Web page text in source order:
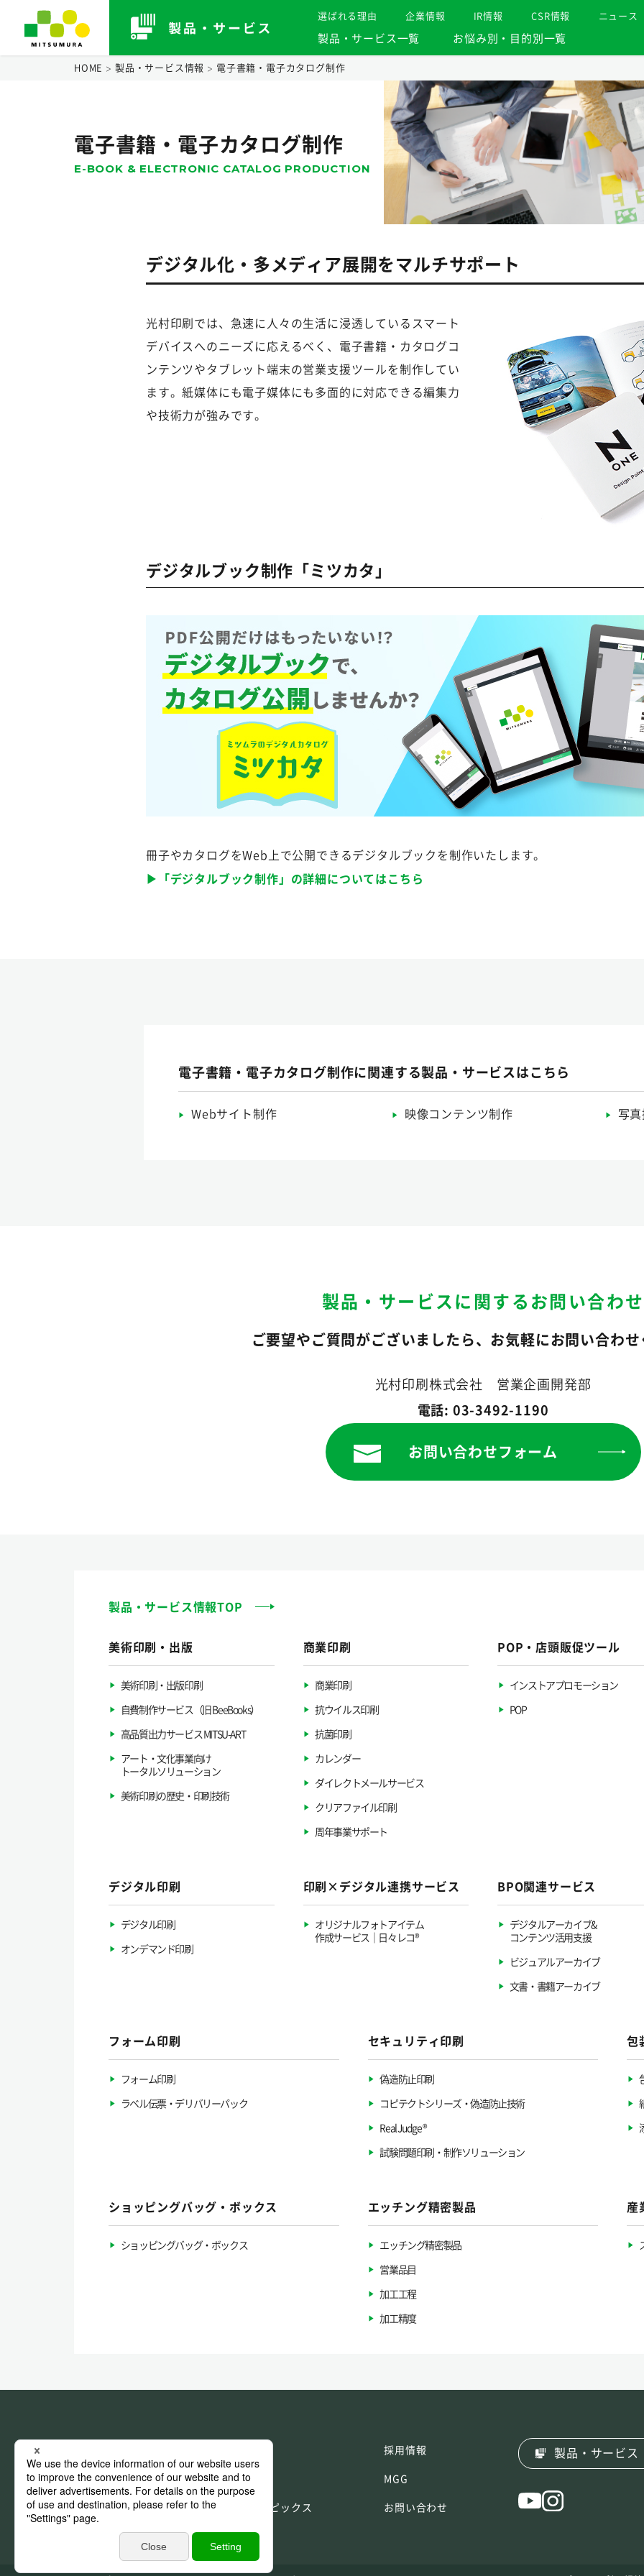
選ばれる理由 企業情報 IR情報 CSR情報 ニュース
製品・サービス一覧 お悩み別・目的別一覧
HOME 製品・サービス情報 電子書籍・電子カタログ制作
電子書籍・ 電子カタログ制作
E-BOOK & ELECTRONIC CATALOG PRODUCTION
デジタル化・多メディア展開をマルチサポート
光村印刷では、急速に人々の生活に浸透しているスマート
デバイスへのニーズに応えるべく、電子書籍・カタログコ
ンテンツやタブレット端末の営業支援ツールを制作してい
ます。紙媒体にも電子媒体にも多面的に対応できる編集力
や技術力が強みです。
デジタルブック制作「ミツカタ」
冊子やカタログをWeb上で公開できるデジタルブックを制作いたします。
▶︎︎「デジタルブック制作」の詳細についてはこちら
電子書籍・電子カタログ制作に関連する製品・サービスはこちら
Webサイト制作 映像コンテンツ制作 写
製品・サービスに関するお問い合わせ
ご要望やご質問がございましたら、お気軽にお問い合わせ
光村印刷株式会社 営業企画開発部
電話: 03-3492-1190
お問い合わせフォーム
製品・サービス情報TOP
美術印刷・出版
美術印刷・出版印刷
自費制作サービス（旧 BeeBooks）
高品質出力サービス MITSU-ART
アート・文化事業向け
トータルソリューション
美術印刷の歴史・印刷技術
商業印刷
商業印刷
抗ウイルス印刷
抗菌印刷
カレンダー
ダイレクトメールサービス
クリアファイル印刷
周年事業サポート
POP・店頭販促ツール
インストアプロモーション
POP
デジタル印刷
デジタル印刷
オンデマンド印刷
印刷×デジタル連携サービス
オリジナルフォトアイテム
作成サービス｜日々レコ®
BPO関連サービス
デジタルアーカイブ&
コンテンツ活用支援
ビジュアルアーカイブ
文書・書籍アーカイブ
フォーム印刷
フォーム印刷
ラベル伝票・デリバリーパック
セキュリティ印刷
偽造防止印刷
コピテクトシリーズ・偽造防止技術
Real Judge ®
試験問題印刷・制作ソリューション
包
ショッピングバッグ・ボックス
ショッピングバッグ・ボックス
エッチング精密製品
エッチング精密製品
営業品目
加工工程
加工精度
産
選ばれる理由
企業情報
CSR情報
ニュース＆トピックス
採用情報
MGG
お問い合わせ
製品・サービス